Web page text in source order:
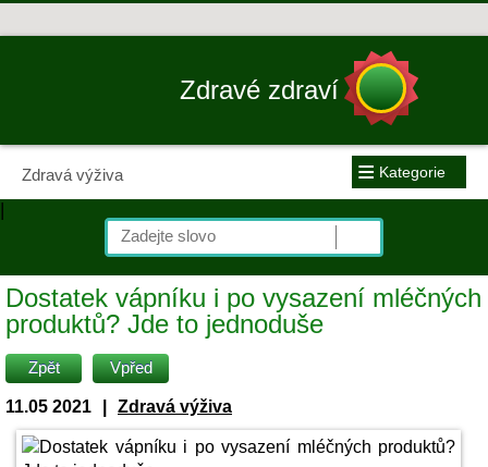
Zdravé zdraví
Zdravá výživa ≡ Kategorie
|
Dostatek vápníku i po vysazení mléčných
produktů? Jde to jednoduše
Zpět Vpřed
11.05 2021 Zdravá výživa